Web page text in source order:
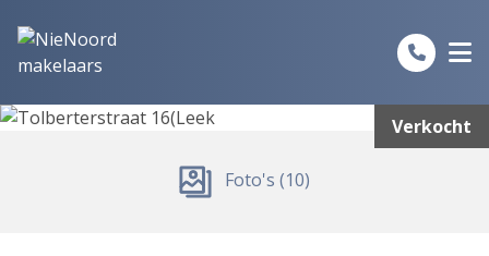
Verkocht
Foto's (10)